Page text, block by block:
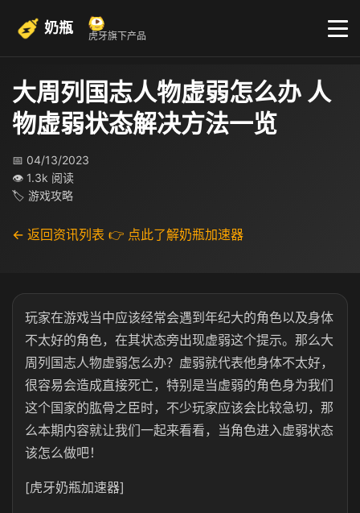
奶瓶 虎牙旗下产品
大周列国志人物虚弱怎么办 人
物虚弱状态解决方法一览
📅 04/13/2023
👁 1.3k 阅读
🏷 游戏攻略
← 返回资讯列表 👉 点此了解奶瓶加速器
玩家在游戏当中应该经常会遇到年纪大的角色以及身体
不太好的角色，在其状态旁出现虚弱这个提示。那么大
周列国志人物虚弱怎么办？虚弱就代表他身体不太好，
很容易会造成直接死亡，特别是当虚弱的角色身为我们
这个国家的肱骨之臣时，不少玩家应该会比较急切，那
么本期内容就让我们一起来看看，当角色进入虚弱状态
该怎么做吧！
[虎牙奶瓶加速器]